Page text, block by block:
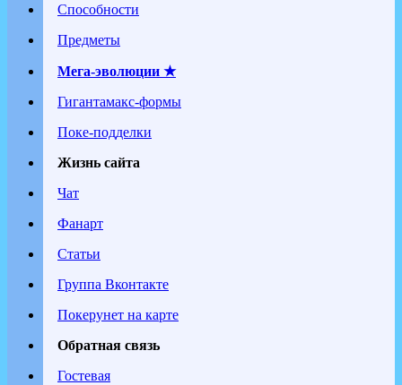
Способности
Предметы
Мега-эволюции ★
Гигантамакс-формы
Поке-подделки
Жизнь сайта
Чат
Фанарт
Статьи
Группа Вконтакте
Покерунет на карте
Обратная связь
Гостевая